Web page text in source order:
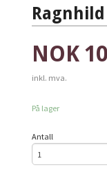
Pris
NOK
inkl. mva.
På lager
Antall